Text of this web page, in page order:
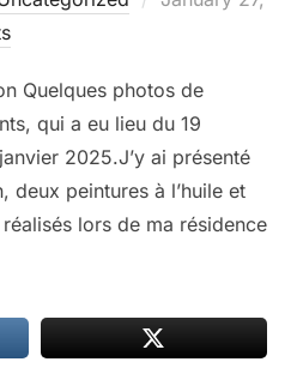
Quelques photos de
qui a eu lieu du 19
2025.J’y ai présenté
deux peintures à l’huile et
lors de ma résidence